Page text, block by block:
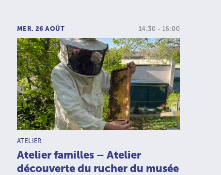
MER. 26 AOÛT 14:30 - 16:00
TYPE D’ACTIVITÉ :
ATELIER
Atelier familles – Atelier
découverte du rucher du musée